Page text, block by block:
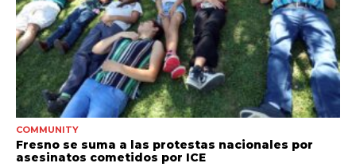
COMMUNITY
Fresno se suma a las protestas nacionales por
asesinatos cometidos por ICE